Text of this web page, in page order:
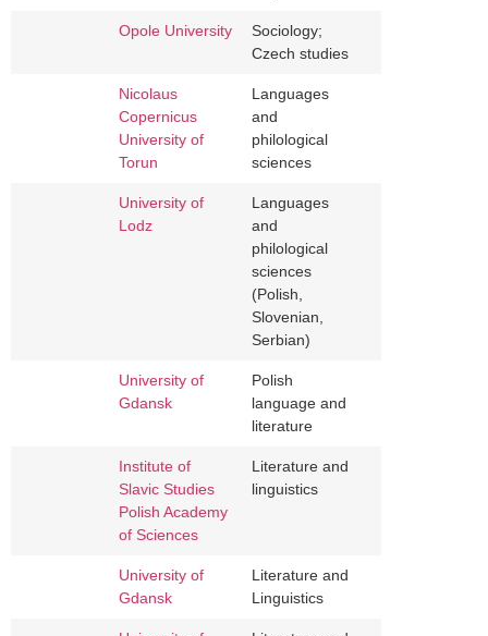
Opole University
Sociology;
Czech studies
Nicolaus
Copernicus
University of
Torun
Languages
and
philological
sciences
University of
Lodz
Languages
and
philological
sciences
(Polish,
Slovenian,
Serbian)
University of
Gdansk
Polish
language and
literature
Institute of
Slavic Studies
Polish Academy
of Sciences
Literature and
linguistics
University of
Gdansk
Literature and
Linguistics